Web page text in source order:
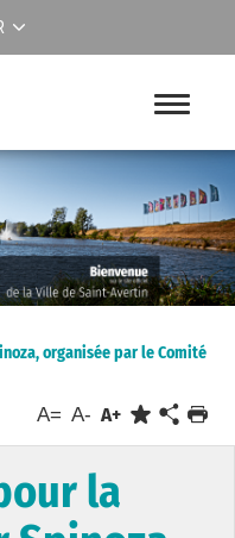
organisée par le Comité
A= A- A+
la